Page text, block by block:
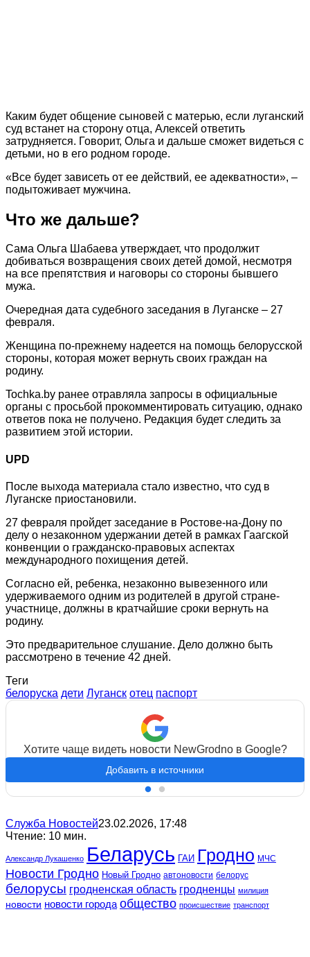
Каким будет общение сыновей с матерью, если луганский
суд встанет на сторону отца, Алексей ответить
затрудняется. Говорит, Ольга и дальше сможет видеться с
детьми, но в его родном городе.
«Все будет зависеть от ее действий, ее адекватности», –
подытоживает мужчина.
Что же дальше?
Сама Ольга Шабаева утверждает, что продолжит
добиваться возвращения своих детей домой, несмотря
на все препятствия и наговоры со стороны бывшего
мужа.
Очередная дата судебного заседания в Луганске – 27
февраля.
Женщина по-прежнему надеется на помощь белорусской
стороны, которая может вернуть своих граждан на
родину.
Tochka.by ранее отравляла запросы в официальные
органы с просьбой прокомментировать ситуацию, однако
ответов пока не получено. Редакция будет следить за
развитием этой истории.
UPD
После выхода материала стало известно, что суд в
Луганске приостановили.
27 февраля пройдет заседание в Ростове-на-Дону по
делу о незаконном удержании детей в рамках Гаагской
конвенции о гражданско-правовых аспектах
международного похищения детей.
Согласно ей, ребенка, незаконно вывезенного или
удерживаемого одним из родителей в другой стране-
участнице, должны в кратчайшие сроки вернуть на
родину.
Это предварительное слушание. Дело должно быть
рассмотрено в течение 42 дней.
Теги
белоруска дети Луганск отец паспорт
Хотите чаще видеть новости NewGrodno в Google?
Добавить в источники
Служба Новостей23.02.2026, 17:48
Чтение: 10 мин.
Александр Лукашенко Беларусь ГАИ Гродно МЧС
Новости Гродно Новый Гродно автоновости белорус
белорусы гродненская область гродненцы милиция
новости новости города общество происшествие транспорт